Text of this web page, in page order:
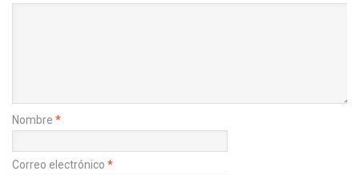
Nombre *
Correo electrónico *